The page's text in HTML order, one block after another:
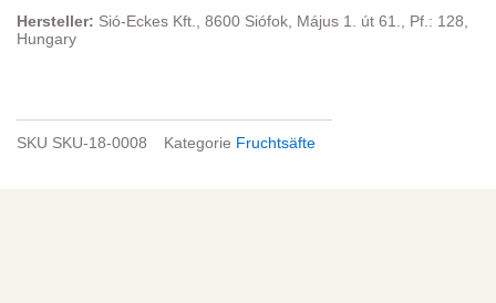
Hersteller: Sió-Eckes Kft., 8600 Siófok, Május 1. út 61., Pf.: 128,
Hungary
SKU SKU-18-0008 Kategorie Fruchtsäfte